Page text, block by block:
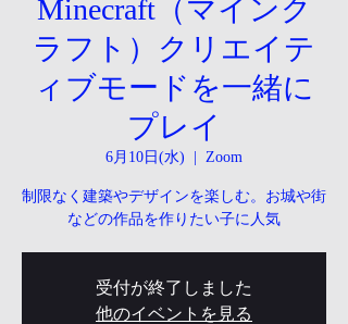
Minecraft（マインク
ラフト）クリエイテ
ィブモードを一緒に
プレイ
6月10日(水) Zoom
制限なく建築やデザインを楽しむ。お城や街
などの作品を作りたい子に人気
受付が終了しました
他のイベントを見る